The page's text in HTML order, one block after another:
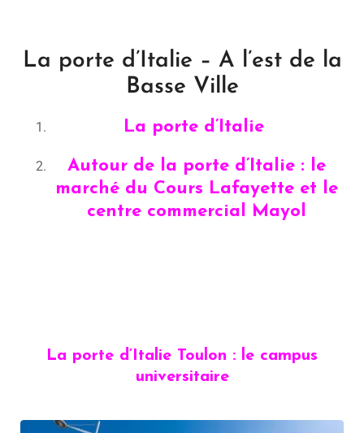
La porte d’Italie – A l’est de la
Basse Ville
La porte d’Italie
Autour de la porte d’Italie : le
marché du Cours Lafayette et le
centre commercial Mayol
La porte d’Italie Toulon : le campus
universitaire